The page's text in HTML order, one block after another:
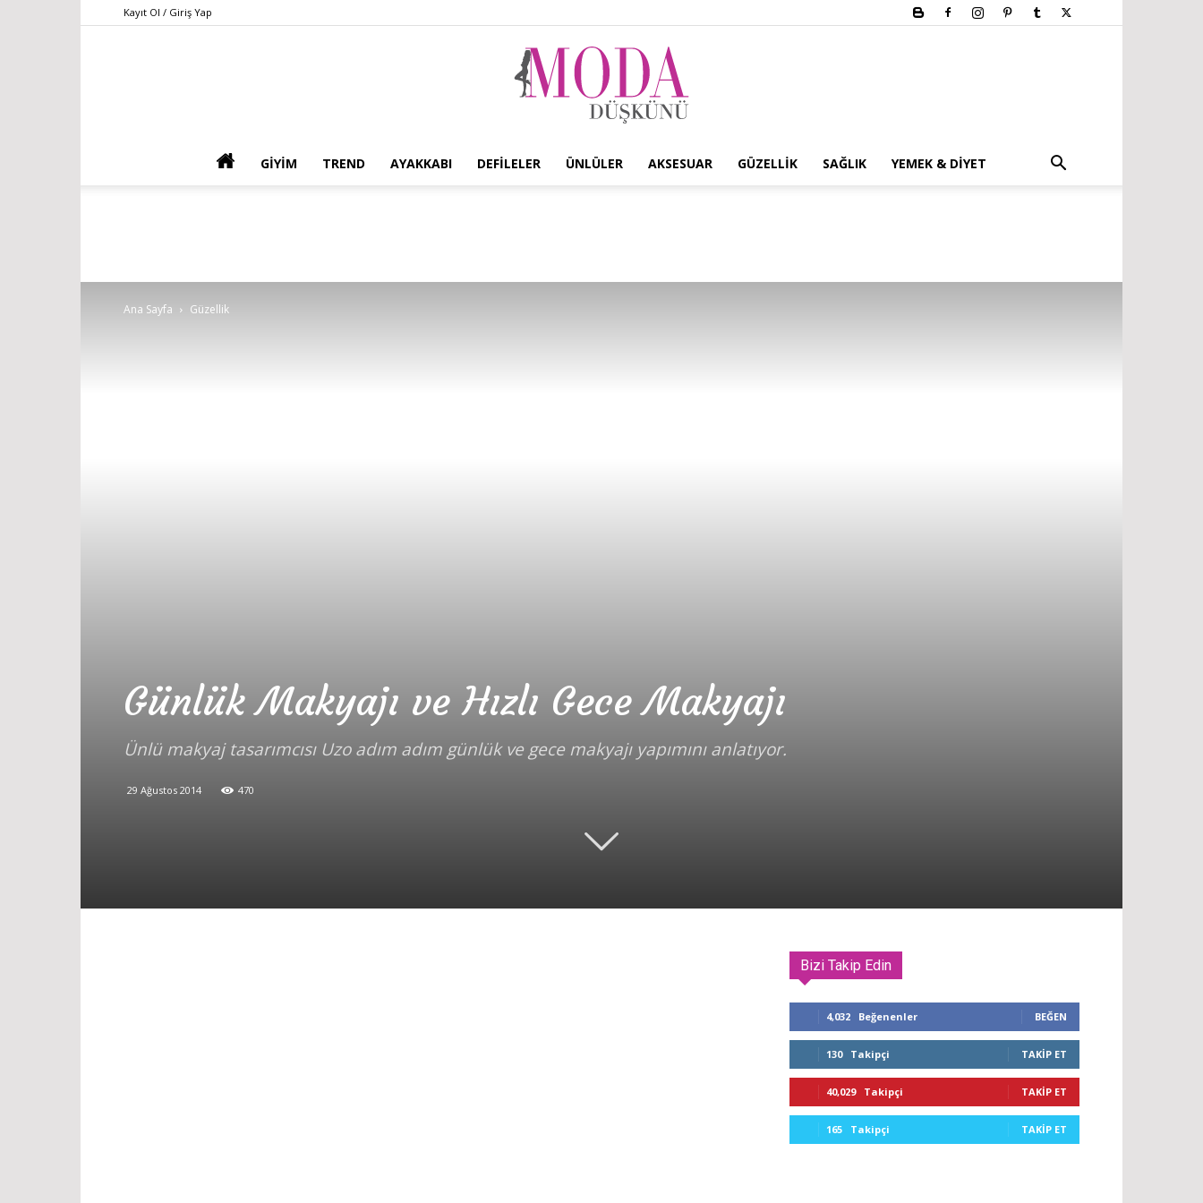
Kayıt Ol / Giriş Yap
GIYIM TREND AYAKKABI DEFILELER ÜNLÜLER AKSESUAR GÜZELLIK SAĞLIK YEMEK & DIYET
Ana Sayfa Güzellik
Günlük Makyajı ve Hızlı Gece Makyajı
Ünlü makyaj tasarımcısı Uzo adım adım günlük ve gece makyajı yapımını anlatıyor.
29 Ağustos 2014 470
Bizi Takip Edin
4,032 Beğenenler BEĞEN
130 Takipçi TAKIP ET
40,029 Takipçi TAKIP ET
165 Takipçi TAKIP ET